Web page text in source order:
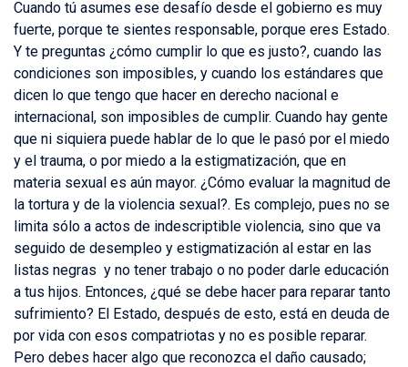
Cuando tú asumes ese desafío desde el gobierno es muy
fuerte, porque te sientes responsable, porque eres Estado.
Y te preguntas ¿cómo cumplir lo que es justo?, cuando las
condiciones son imposibles, y cuando los estándares que
dicen lo que tengo que hacer en derecho nacional e
internacional, son imposibles de cumplir. Cuando hay gente
que ni siquiera puede hablar de lo que le pasó por el miedo
y el trauma, o por miedo a la estigmatización, que en
materia sexual es aún mayor. ¿Cómo evaluar la magnitud de
la tortura y de la violencia sexual?. Es complejo, pues no se
limita sólo a actos de indescriptible violencia, sino que va
seguido de desempleo y estigmatización al estar en las
listas negras y no tener trabajo o no poder darle educación
a tus hijos. Entonces, ¿qué se debe hacer para reparar tanto
sufrimiento? El Estado, después de esto, está en deuda de
por vida con esos compatriotas y no es posible reparar.
Pero debes hacer algo que reconozca el daño causado;